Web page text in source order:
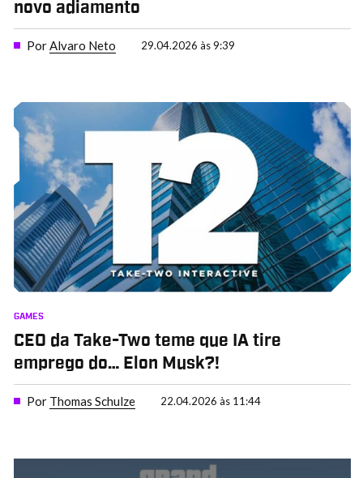
novo adiamento
PorAlvaro Neto 29.04.2026 às 9:39
GAMES
CEO da Take-Two teme que IA tire
emprego do… Elon Musk?!
Por Thomas Schulze 22.04.2026 às 11:44